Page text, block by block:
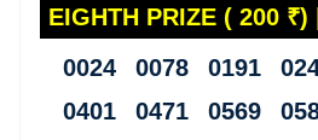
EIGHTH PRIZE (
0024 0078 0191
0401 0471 0569